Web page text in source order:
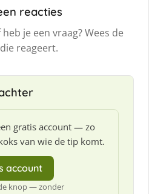
reacties
je een vraag? Wees de
reageert.
gratis account — zo
van wie de tip komt.
account
knop — zonder